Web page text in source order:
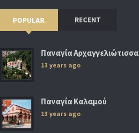
POPULAR RECENT
Παναγία Αρχαγγελιώτισσα
13 years ago
Παναγία Καλαμού
13 years ago